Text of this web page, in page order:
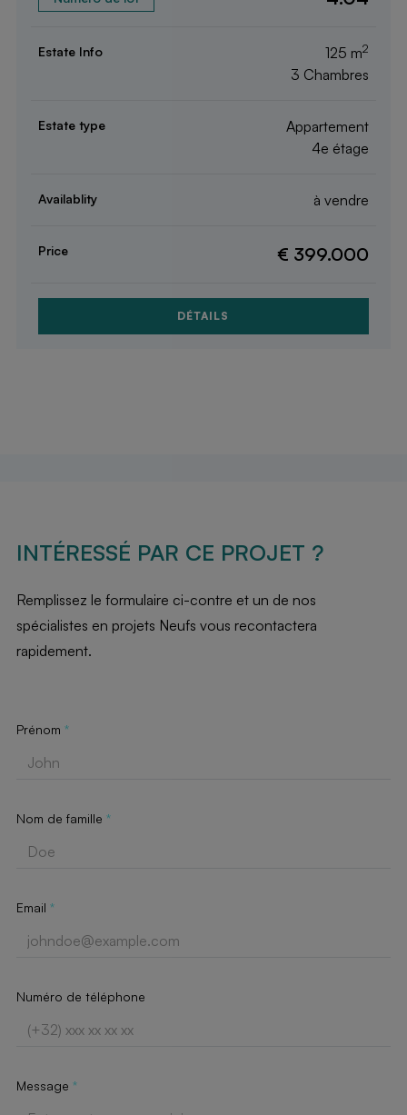
125 m2
3 Chambres
Appartement
4e étage
à vendre
€ 399.000
DÉTAILS
INTÉRESSÉ PAR CE PROJET ?
Remplissez le formulaire ci-contre et un de nos
spécialistes en projets Neufs vous recontactera
rapidement.
Prénom *
Nom de famille *
Email *
Numéro de téléphone
Message *